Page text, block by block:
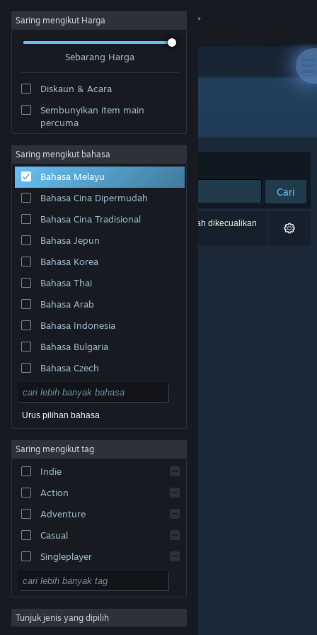
Sign in
Tentang
Sokongan
Ubah bahasa
Dapatkan Steam Mobile App
Lihat laman web desktop
© Valve Corporation. Hak cipta terpelihara. Semua
tanda dagangan ialah hak milik pemilik masing-masing
di AS dan negara-negara lain.Dasar Privasi|
Steam | Bayaran balik | Kuki
Saring mengikut Harga
Sebarang Harga
Diskaun & Acara
Sembunyikan item main
percuma
Saring mengikut bahasa
Bahasa Melayu
Bahasa Cina Dipermudah
Bahasa Cina Tradisional
Bahasa Jepun
Bahasa Korea
Bahasa Thai
Bahasa Arab
Bahasa Indonesia
Bahasa Bulgaria
Bahasa Czech
Bahasa Denmark
Bahasa Jerman
Bahasa Inggeris
Bahasa Sepanyol – Sepanyol
Bahasa Sepanyol – Amerika
Urus pilihan bahasa
Saring mengikut tag
Indie
Action
Adventure
Casual
Singleplayer
Simulation
RPG
Strategy
Tunjuk jenis yang dipilih
Pembangun: Nerdvision Games
Susun mengikut Perkaitan
Cari
0 hasil sepadan dengan carian anda. 6 tajuk telah dikecualikan
berdasarkan pilihan anda.